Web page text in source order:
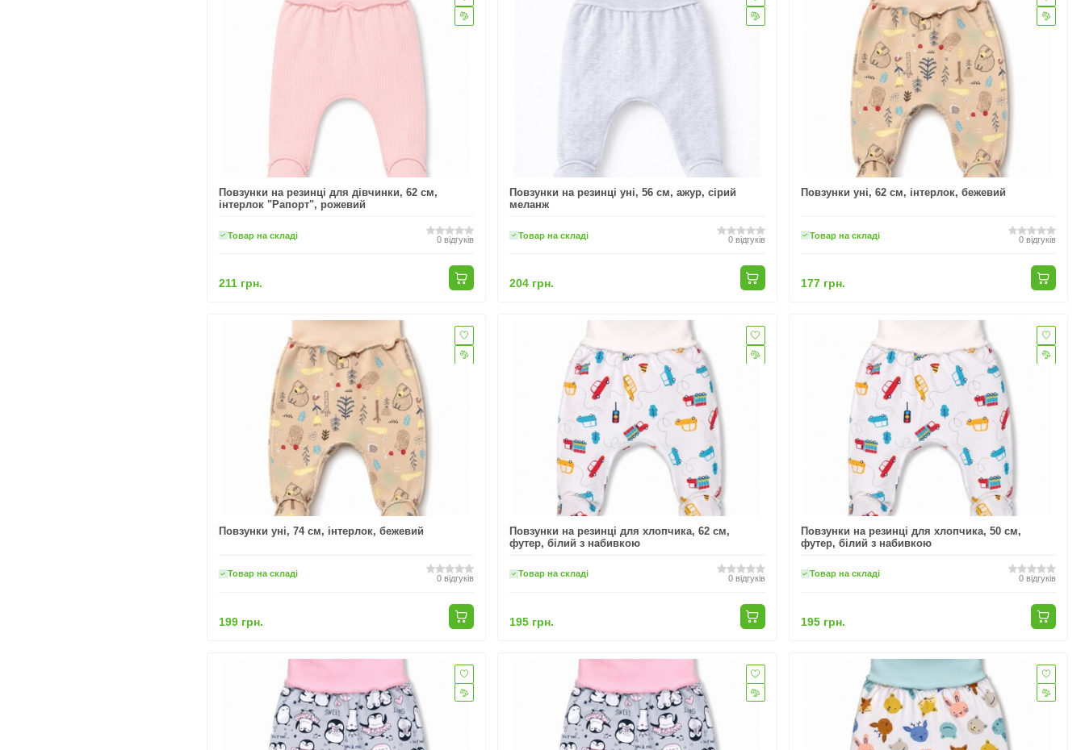
Повзунки на резинці для дівчинки, 62 см,
інтерлок "Рапорт", рожевий
Товар на складі 0 відгуків
211 грн.
Повзунки на резинці уні, 56 см, ажур, сірий
меланж
Товар на складі 0 відгуків
204 грн.
Повзунки уні, 62 см, інтерлок, бежевий
Товар на складі 0 відгуків
177 грн.
Повзунки уні, 74 см, інтерлок, бежевий
Товар на складі 0 відгуків
199 грн.
Повзунки на резинці для хлопчика, 62 см,
футер, білий з набивкою
Товар на складі 0 відгуків
195 грн.
Повзунки на резинці для хлопчика, 50 см,
футер, білий з набивкою
Товар на складі 0 відгуків
195 грн.